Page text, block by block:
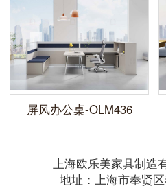
屏风办公桌-OLM436
上海欧乐美家具制造
地址：上海市奉贤